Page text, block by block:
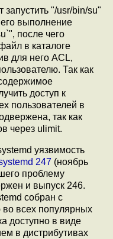
"/usr/bin/su"
выполнение
после чего
в каталоге
для него ACL,
Так как
доступ к
пользователей в
так как
через ulimit.
уязвимость
247 (ноябрь
проблему
и выпуск 246.
собран с
всех популярных
доступно в виде
в дистрибутивах